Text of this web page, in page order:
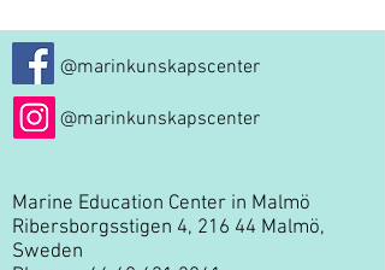
@marinkunskapscenter
@marinkunskapscenter
Marine Education Center in Malmö
Ribersborgsstigen 4, 216 44 Malmö,
Sweden